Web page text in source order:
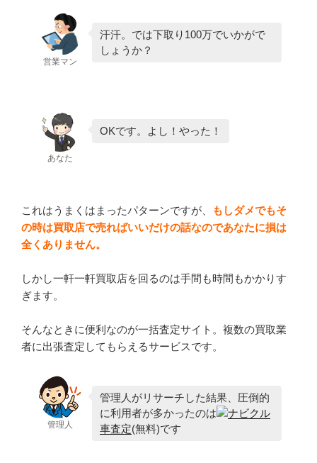
営業マン
汗汗。では下取り100万でいかがで
しょうか？
あなた
OKです。よし！やった！
これはうまくはまったパターンですが、
もしダメでもそ
の時は買取店で売ればいいだけの話なのであなたに損は
全くありません。
しかし一軒一軒買取店を回るのは手間も時間もかかりす
ぎます。
そんなときに便利なのが一括査定サイト。複数の買取業
者に出張査定してもらえるサービスです。
管理人
管理人がリサーチした結果、圧倒的
に利用者が多かったのは
ナビクル
車査定(無料)です